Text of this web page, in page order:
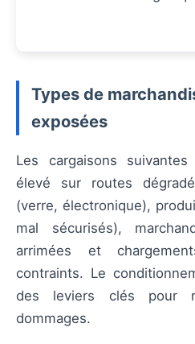
Types de
exposées
Les cargaisons
élevé sur routes
(verre, électronique),
mal sécurisés),
arrimées et
contraints. Le
des leviers clés pour
dommages.